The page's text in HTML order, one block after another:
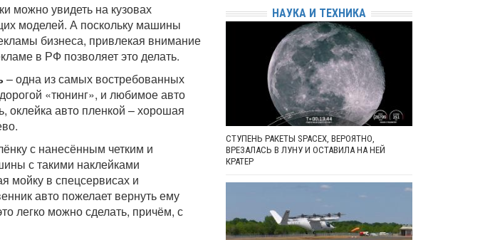
можно увидеть на кузовах
моделей. А поскольку машины
бизнеса, привлекая внимание
в РФ позволяет это делать.
– одна из самых востребованных
«тюнинг», и любимое авто
оклейка авто пленкой – хорошая
с нанесённым четким и
с такими наклейками
мойку в спецсервисах и
авто пожелает вернуть ему
легко можно сделать, причём, с
НАУКА И ТЕХНИКА
СТУПЕНЬ РАКЕТЫ SPACEX, ВЕРОЯТНО,
ВРЕЗАЛАСЬ В ЛУНУ И ОСТАВИЛА НА НЕЙ
КРАТЕР